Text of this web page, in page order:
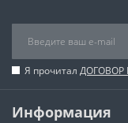
Я прочитал ДОГОВОР
Информация